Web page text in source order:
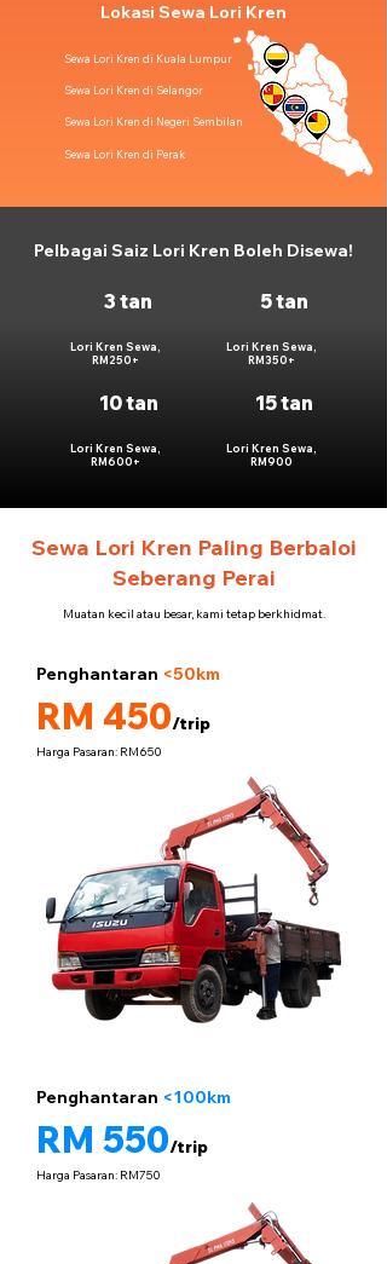
Lokasi Sewa Lori Kren
Sewa Lori Kren di Kuala Lumpur
Sewa Lori Kren di Selangor
Sewa Lori Kren di Negeri Sembilan
Sewa Lori Kren di Perak
Pelbagai Saiz Lori Kren Boleh Disewa!
3 tan
Lori Kren Sewa,
RM250+
10 tan
Lori Kren Sewa,
RM600+
5 tan
Lori Kren Sewa,
RM350+
15 tan
Lori Kren Sewa,
RM900
Sewa Lori Kren Paling Berbaloi
Seberang Perai
Muatan kecil atau besar, kami tetap berkhidmat.
Penghantaran <50km
RM 450/trip
Harga Pasaran: RM650
Penghantaran <100km
RM 550/trip
Harga Pasaran: RM750